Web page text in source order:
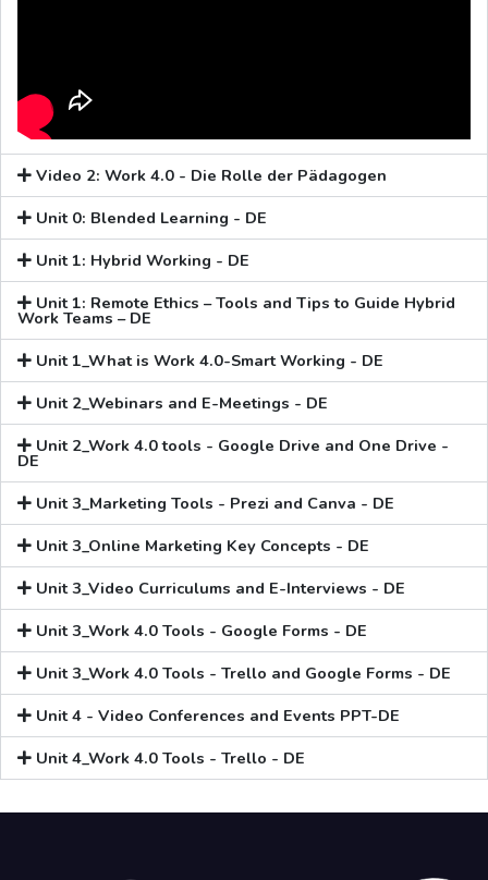
Video 2: Work 4.0 - Die Rolle der Pädagogen
Unit 0: Blended Learning - DE
Unit 1: Hybrid Working - DE
Unit 1: Remote Ethics – Tools and Tips to Guide Hybrid
Work Teams – DE
Unit 1_What is Work 4.0-Smart Working - DE
Unit 2_Webinars and E-Meetings - DE
Unit 2_Work 4.0 tools - Google Drive and One Drive -
DE
Unit 3_Marketing Tools - Prezi and Canva - DE
Unit 3_Online Marketing Key Concepts - DE
Unit 3_Video Curriculums and E-Interviews - DE
Unit 3_Work 4.0 Tools - Google Forms - DE
Unit 3_Work 4.0 Tools - Trello and Google Forms - DE
Unit 4 - Video Conferences and Events PPT-DE
Unit 4_Work 4.0 Tools - Trello - DE